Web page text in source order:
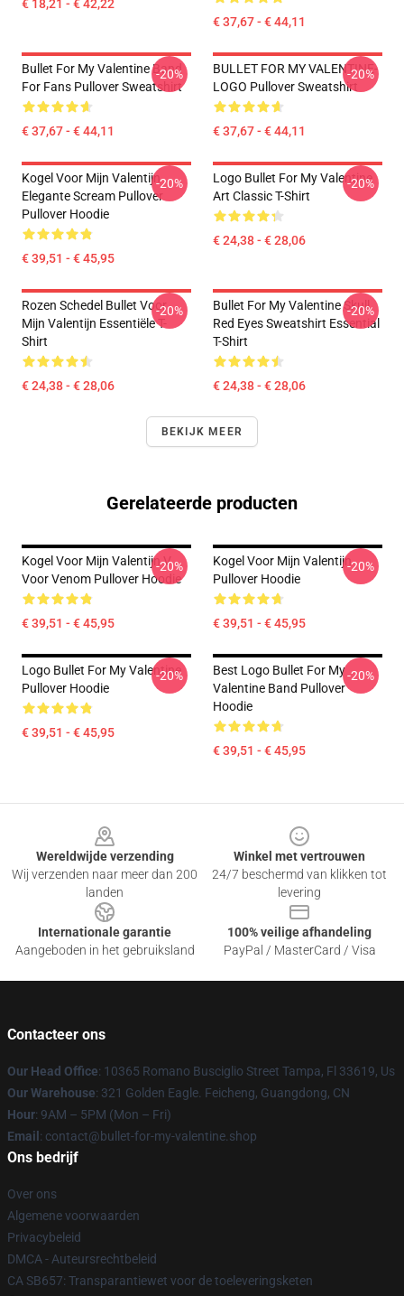
€ 18,21 - € 42,22
€ 37,67 - € 44,11
Bullet For My Valentine Band
For Fans Pullover Sweatshirt
€ 37,67 - € 44,11
-20%
BULLET FOR MY VALENTINE-
LOGO Pullover Sweatshirt
€ 37,67 - € 44,11
-20%
Kogel Voor Mijn Valentijn
Elegante Scream Pullover
Pullover Hoodie
€ 39,51 - € 45,95
-20%
Logo Bullet For My Valentine
Art Classic T-Shirt
€ 24,38 - € 28,06
-20%
Rozen Schedel Bullet Voor
Mijn Valentijn Essentiële T-
Shirt
€ 24,38 - € 28,06
-20%
Bullet For My Valentine Skull
Red Eyes Sweatshirt Essential
T-Shirt
€ 24,38 - € 28,06
-20%
BEKIJK MEER
Gerelateerde producten
Kogel Voor Mijn Valentijn V
Voor Venom Pullover Hoodie
€ 39,51 - € 45,95
-20%
Kogel Voor Mijn Valentijn
Pullover Hoodie
€ 39,51 - € 45,95
-20%
Logo Bullet For My Valentine
Pullover Hoodie
€ 39,51 - € 45,95
-20%
Best Logo Bullet For My
Valentine Band Pullover
Hoodie
€ 39,51 - € 45,95
-20%
Wereldwijde verzending
Wij verzenden naar meer dan 200
landen
Winkel met vertrouwen
24/7 beschermd van klikken tot
levering
Internationale garantie
Aangeboden in het gebruiksland
100% veilige afhandeling
PayPal / MasterCard / Visa
Contacteer ons
Our Head Office: 10365 Romano Busciglio Street Tampa, Fl 33619, Us
Our Warehouse: 321 Golden Eagle. Feicheng, Guangdong, CN
Hour: 9AM – 5PM (Mon – Fri)
Email : contact@bullet-for-my-valentine.shop
Ons bedrijf
Over ons
Algemene voorwaarden
Privacybeleid
DMCA - Auteursrechtbeleid
CA SB657: Transparantiewet voor de toeleveringsketen